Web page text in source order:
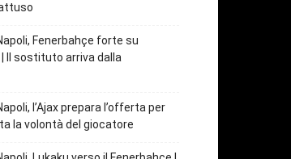
Fenerbahçe forte su
Il sostituto arriva dalla
l’Ajax prepara l’offerta per
la volontà del giocatore